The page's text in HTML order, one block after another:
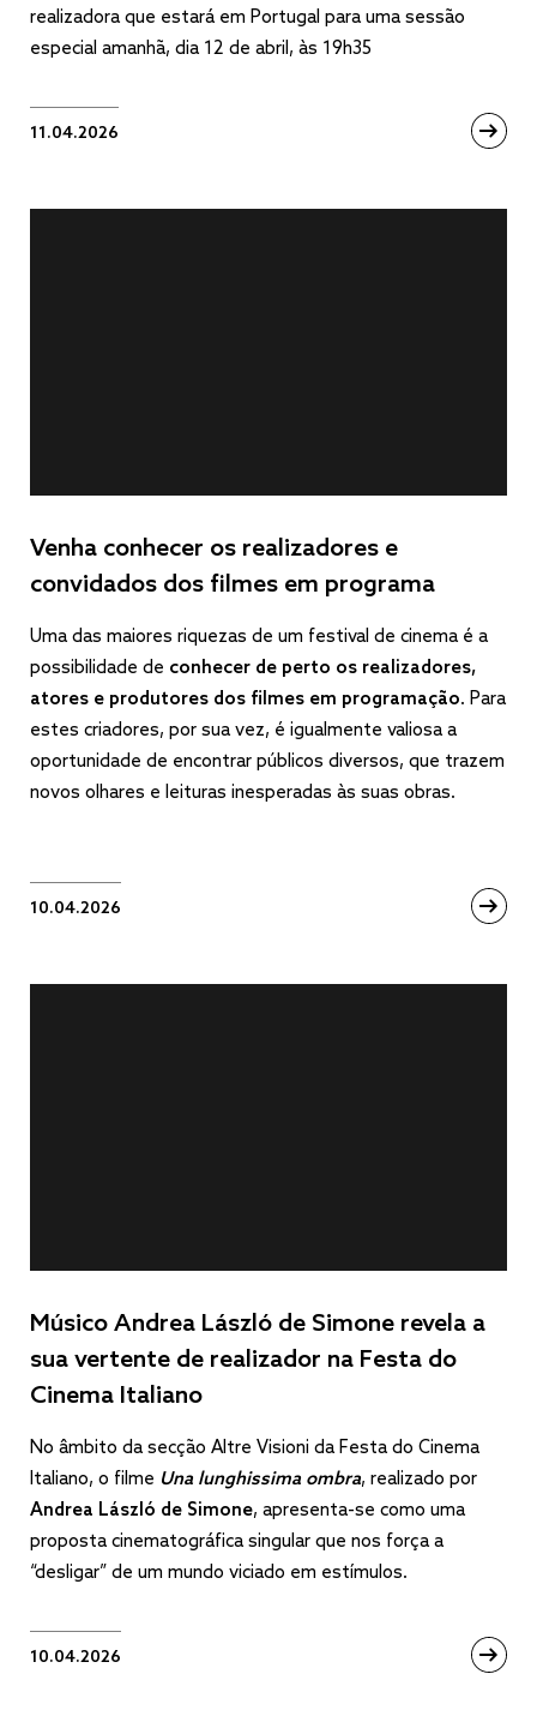
realizadora que estará em Portugal para uma sessão
especial amanhã, dia 12 de abril, às 19h35
11.04.2026
Venha conhecer os realizadores e
convidados dos filmes em programa
Uma das maiores riquezas de um festival de cinema é a
possibilidade de conhecer de perto os realizadores,
atores e produtores dos filmes em programação. Para
estes criadores, por sua vez, é igualmente valiosa a
oportunidade de encontrar públicos diversos, que trazem
novos olhares e leituras inesperadas às suas obras.
10.04.2026
Músico Andrea László de Simone revela a
sua vertente de realizador na Festa do
Cinema Italiano
No âmbito da secção Altre Visioni da Festa do Cinema
Italiano, o filme Una lunghissima ombra, realizado por
Andrea László de Simone, apresenta-se como uma
proposta cinematográfica singular que nos força a
“desligar” de um mundo viciado em estímulos.
10.04.2026